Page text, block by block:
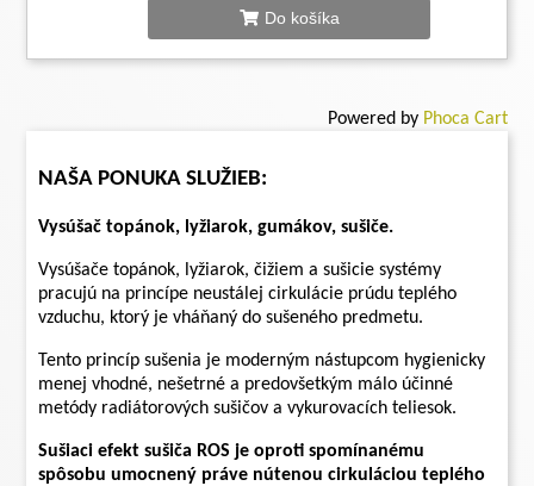
Do košíka
Powered by Phoca Cart
NAŠA PONUKA SLUŽIEB:
Vysúšač topánok, lyžiarok, gumákov, sušiče.
Vysúšače topánok, lyžiarok, čižiem a sušicie systémy
pracujú na princípe neustálej cirkulácie prúdu teplého
vzduchu, ktorý je vháňaný do sušeného predmetu.
Tento princíp sušenia je moderným nástupcom hygienicky
menej vhodné, nešetrné a predovšetkým málo účinné
metódy radiátorových sušičov a vykurovacích teliesok.
Sušiaci efekt sušiča ROS je oproti spomínanému
spôsobu umocnený práve nútenou cirkuláciou teplého